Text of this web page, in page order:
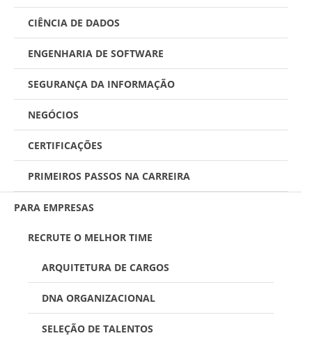
CIÊNCIA DE DADOS
ENGENHARIA DE SOFTWARE
SEGURANÇA DA INFORMAÇÃO
NEGÓCIOS
CERTIFICAÇÕES
PRIMEIROS PASSOS NA CARREIRA
PARA EMPRESAS
RECRUTE O MELHOR TIME
ARQUITETURA DE CARGOS
DNA ORGANIZACIONAL
SELEÇÃO DE TALENTOS